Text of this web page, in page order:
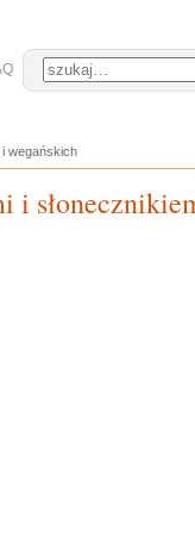
wegańskich
i